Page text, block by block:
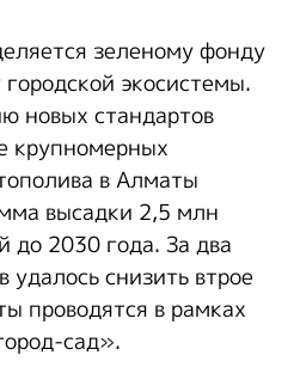
зеленому фонду
экосистемы.
новых стандартов
крупномерных
в Алматы
высадки 2,5 млн
до 2030 года. За два
удалось снизить втрое
проводятся в рамках
сад».